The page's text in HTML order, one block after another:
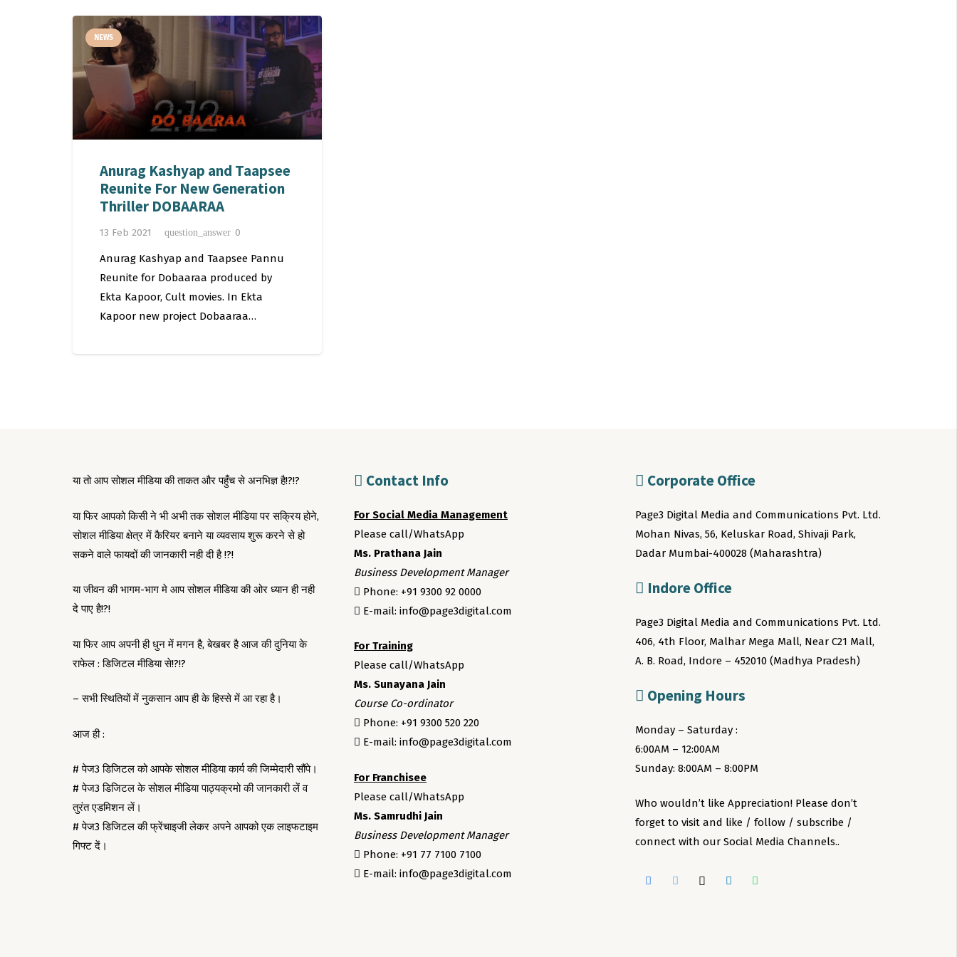
NEWS
Anurag Kashyap and Taapsee
Reunite For New Generation
Thriller DOBAARAA
13 Feb 2021 question_answer 0
Anurag Kashyap and Taapsee Pannu
Reunite for Dobaaraa produced by
Ekta Kapoor, Cult movies. In Ekta
Kapoor new project Dobaaraa…
या तो आप सोशल मीडिया की ताकत और पहुँच से अनभिज्ञ है!?!?
या फिर आपको किसी ने भी अभी तक सोशल मीडिया पर सक्रिय होने,
सोशल मीडिया क्षेत्र में कैरियर बनाने या व्यवसाय शुरू करने से हो
सकने वाले फायदों की जानकारी नही दी है !?!
या जीवन की भागम-भाग मे आप सोशल मीडिया की ओर ध्यान ही नही
दे पाए है!?!
या फिर आप अपनी ही धुन में मगन है, बेखबर है आज की दुनिया के
राफेल : डिजिटल मीडिया से!?!?
– सभी स्थितियों में नुकसान आप ही के हिस्से में आ रहा है।
आज ही :
# पेज3 डिजिटल को आपके सोशल मीडिया कार्य की जिम्मेदारी सौंपे।
# पेज3 डिजिटल के सोशल मीडिया पाठ्यक्रमो की जानकारी लें व
तुरंत एडमिशन लें।
# पेज3 डिजिटल की फ्रेंचाइजी लेकर अपने आपको एक लाइफटाइम
गिफ्ट दें।
Contact Info
For Social Media Management
Please call/WhatsApp
Ms. Prathana Jain
Business Development Manager
Phone: +91 9300 92 0000
E-mail: info@page3digital.com
For Training
Please call/WhatsApp
Ms. Sunayana Jain
Course Co-ordinator
Phone: +91 9300 520 220
E-mail: info@page3digital.com
For Franchisee
Please call/WhatsApp
Ms. Samrudhi Jain
Business Development Manager
Phone: +91 77 7100 7100
E-mail: info@page3digital.com
Corporate Office
Page3 Digital Media and Communications Pvt. Ltd.
Mohan Nivas, 56, Keluskar Road, Shivaji Park,
Dadar Mumbai-400028 (Maharashtra)
Indore Office
Page3 Digital Media and Communications Pvt. Ltd.
406, 4th Floor, Malhar Mega Mall, Near C21 Mall,
A. B. Road, Indore – 452010 (Madhya Pradesh)
Opening Hours
Monday – Saturday :
6:00AM – 12:00AM
Sunday: 8:00AM – 8:00PM
Who wouldn’t like Appreciation! Please don’t
forget to visit and like / follow / subscribe /
connect with our Social Media Channels..